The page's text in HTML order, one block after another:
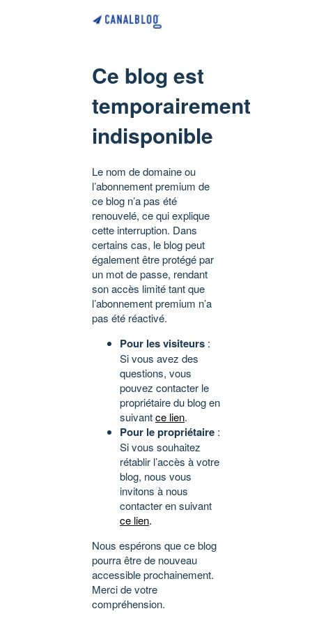
Ce blog est
temporairement
indisponible
Le nom de domaine ou
l’abonnement premium de
ce blog n’a pas été
renouvelé, ce qui explique
cette interruption. Dans
certains cas, le blog peut
également être protégé par
un mot de passe, rendant
son accès limité tant que
l’abonnement premium n’a
pas été réactivé.
Pour les visiteurs :
Si vous avez des
questions, vous
pouvez contacter le
propriétaire du blog en
suivantce lien.
Pour le propriétaire :
Si vous souhaitez
rétablir l’accès à votre
blog, nous vous
invitons à nous
contacter en suivant
ce lien.
Nous espérons que ce blog
pourra être de nouveau
accessible prochainement.
Merci de votre
compréhension.